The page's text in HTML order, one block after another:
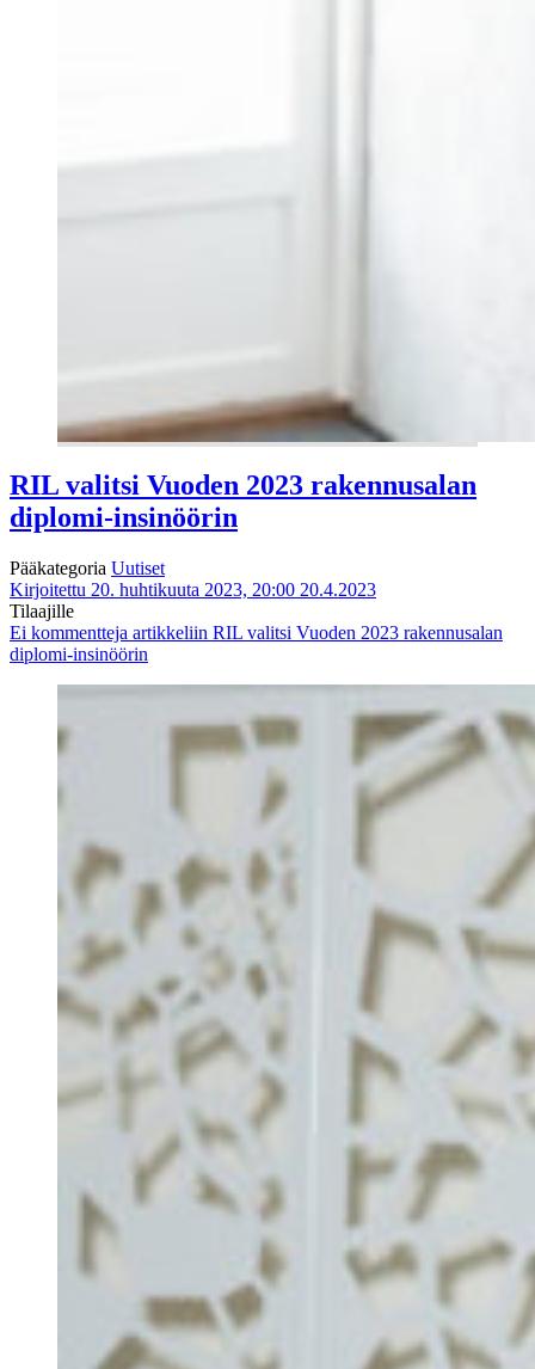
RIL valitsi Vuoden 2023 rakennusalan
diplomi-insinöörin
Pääkategoria Uutiset
Kirjoitettu 20. huhtikuuta 2023, 20:00 20.4.2023
Tilaajille
Ei kommentteja artikkeliin RIL valitsi Vuoden 2023 rakennusalan
diplomi-insinöörin